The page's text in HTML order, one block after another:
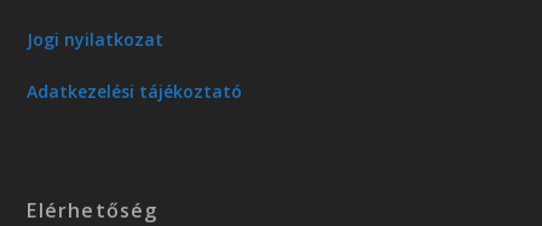
Jogi nyilatkozat
Adatkezelési tájékoztató
Elérhetőség